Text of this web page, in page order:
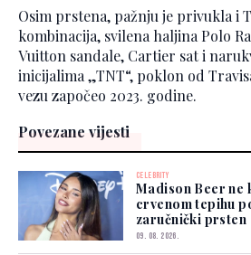
Osim prstena, pažnju je privukla i
kombinacija, svilena haljina Polo
Vuitton sandale, Cartier sat i
inicijalima „TNT“, poklon od
vezu započeo 2023. godine.
Povezane vijesti
CELEBRITY
Madison Beer ne
crvenom tepihu
zaručnički prsten
09. 08. 2026.